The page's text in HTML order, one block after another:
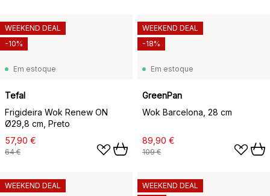
Em estoque
Tefal
Frigideira Wok Renew ON
Ø29,8 cm, Preto
57,90 €
64 €
WEEKEND DEAL
-10%
Em estoque
GreenPan
Wok Barcelona, 28 cm
89,90 €
109 €
WEEKEND DEAL
-18%
WEEKEND DEAL
WEEKEND DEAL